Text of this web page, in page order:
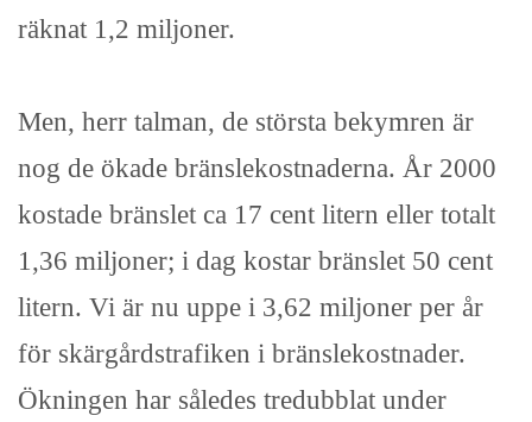
räknat 1,2 miljoner.
Men, herr talman, de största bekymren är
nog de ökade bränslekostnaderna. År 2000
kostade bränslet ca 17 cent litern eller totalt
1,36 miljoner; i dag kostar bränslet 50 cent
litern. Vi är nu uppe i 3,62 miljoner per år
för skärgårdstrafiken i bränslekostnader.
Ökningen har således tredubblat under